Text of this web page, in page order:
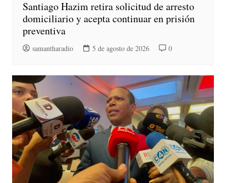
Santiago Hazim retira solicitud de arresto
domiciliario y acepta continuar en prisión
preventiva
samantharadio 5 de agosto de 2026 0